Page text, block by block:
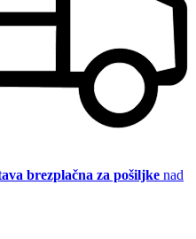
brezplačna za pošiljke nad